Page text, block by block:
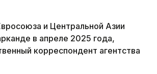
и Центральной Азии
в апреле 2025 года,
корреспондент агентства